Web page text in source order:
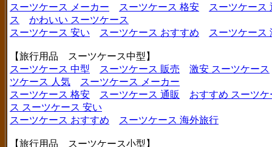
スーツケース メーカー
スーツケース 格安
スーツケース
ス
かわいい スーツケース
スーツケース 安い
スーツケース おすすめ スーツケース
【旅行用品 スーツケース中型】
スーツケース 中型
スーツケース 販売
激安 スーツケース
ツケース 人気
スーツケース メーカー
スーツケース 格安
スーツケース 通販
おすすめ スーツケ
ス スーツケース 安い
スーツケース おすすめ
スーツケース 海外旅行
【旅行用品 スーツケース小型】